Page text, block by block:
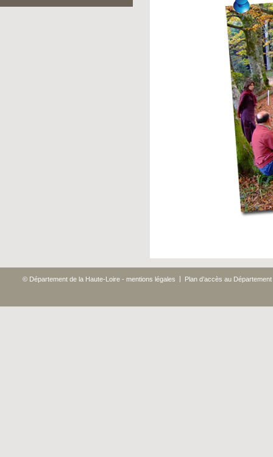
© Département de la Haute-Loire - mentions légales | Plan d’accès au